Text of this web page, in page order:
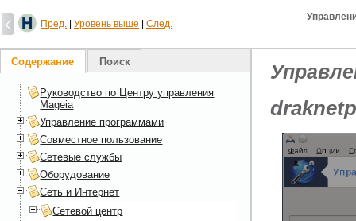
Пред. Уровень выше След.
Содержание Поиск
Руководство по Центру управления
Mageia
Управление программами
Совместное пользование
Сетевые службы
Оборудование
Сеть и Интернет
Сетевой центр